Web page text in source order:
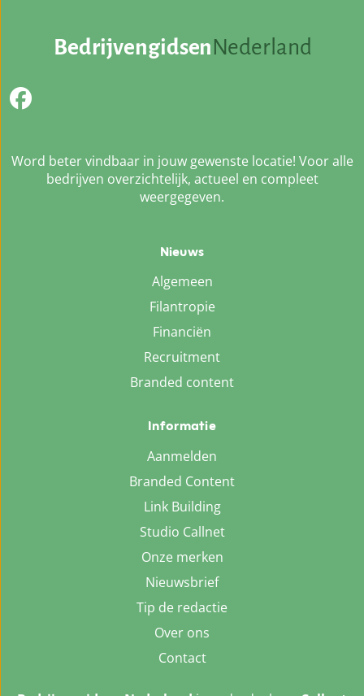
BedrijvengidsenNederland
Word beter vindbaar in jouw gewenste locatie! Voor alle
bedrijven overzichtelijk, actueel en compleet
weergegeven.
Nieuws
Algemeen
Filantropie
Financiën
Recruitment
Branded content
Informatie
Aanmelden
Branded Content
Link Building
Studio Callnet
Onze merken
Nieuwsbrief
Tip de redactie
Over ons
Contact